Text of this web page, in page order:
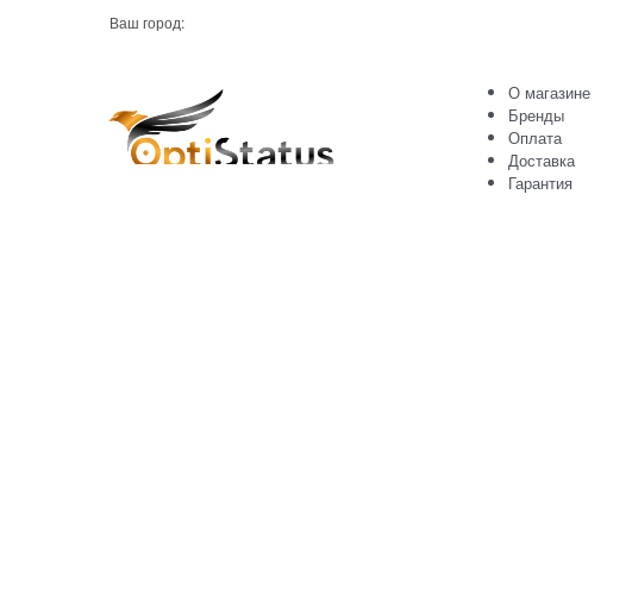
Ваш город:
О магазине
Бренды
Оплата
Доставка
Гарантия